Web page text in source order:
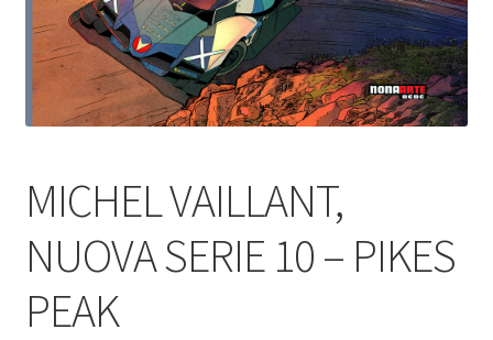
MICHEL VAILLANT,
NUOVA SERIE 10 – PIKES
PEAK